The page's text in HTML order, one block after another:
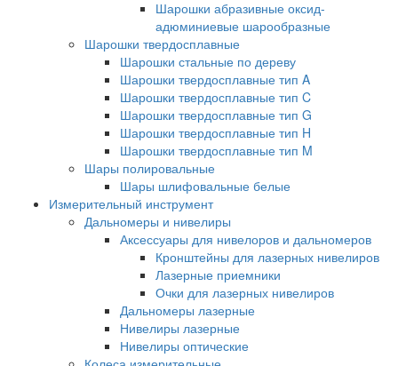
Шарошки абразивные оксид-
адюминиевые шарообразные
Шарошки твердосплавные
Шарошки стальные по дереву
Шарошки твердосплавные тип A
Шарошки твердосплавные тип C
Шарошки твердосплавные тип G
Шарошки твердосплавные тип H
Шарошки твердосплавные тип M
Шары полировальные
Шары шлифовальные белые
Измерительный инструмент
Дальномеры и нивелиры
Аксессуары для нивелоров и дальномеров
Кронштейны для лазерных нивелиров
Лазерные приемники
Очки для лазерных нивелиров
Дальномеры лазерные
Нивелиры лазерные
Нивелиры оптические